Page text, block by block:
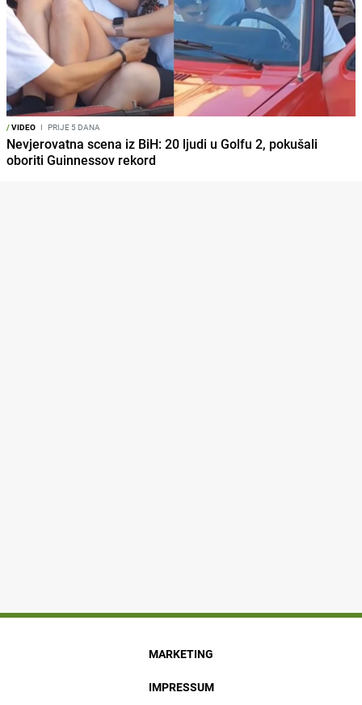
/VIDEO I PRIJE 5 DANA
Nevjerovatna scena iz BiH: 20 ljudi u Golfu 2, pokušali
oboriti Guinnessov rekord
MARKETING
IMPRESSUM